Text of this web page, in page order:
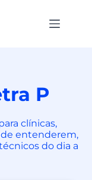
P
clínicas,
entenderem,
do dia a